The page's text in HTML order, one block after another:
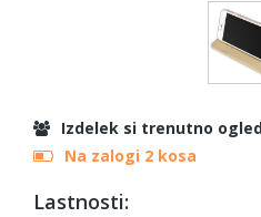
Izdelek si trenutno
Na zalogi 2 kosa
Lastnosti: